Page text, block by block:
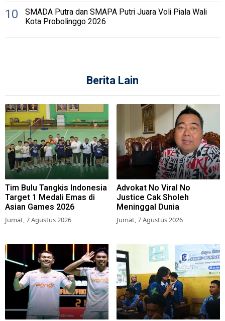
10 SMADA Putra dan SMAPA Putri Juara Voli Piala Wali
Kota Probolinggo 2026
Berita Lain
Tim Bulu Tangkis Indonesia
Target 1 Medali Emas di
Asian Games 2026
Jumat, 7 Agustus 2026
Advokat No Viral No
Justice Cak Sholeh
Meninggal Dunia
Jumat, 7 Agustus 2026